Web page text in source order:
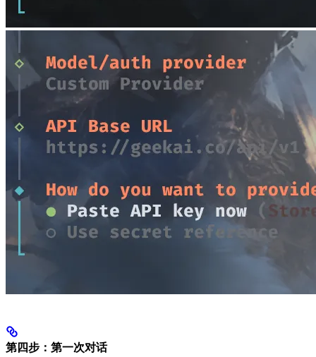
第四步：第一次对话